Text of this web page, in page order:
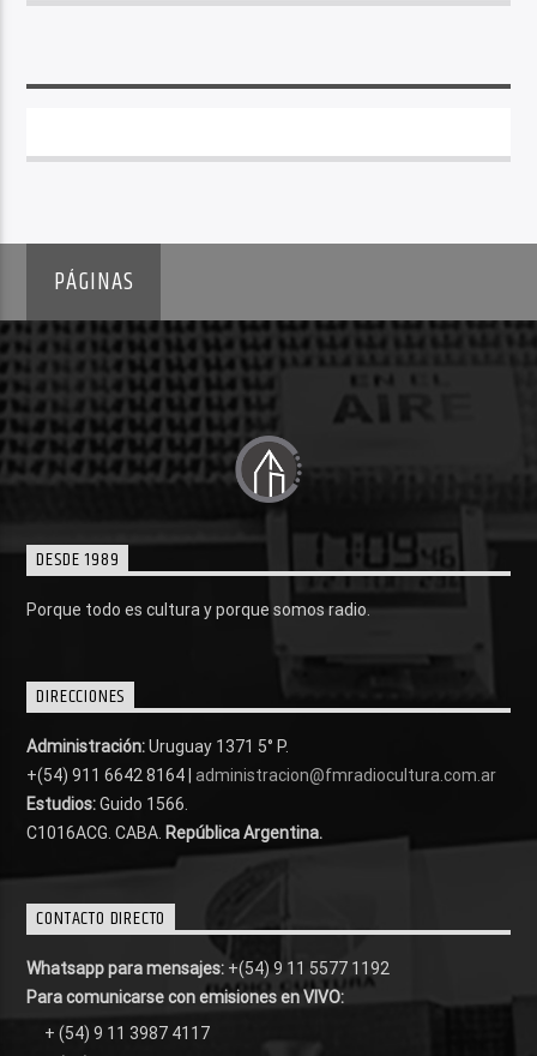
PÁGINAS
DESDE 1989
Porque todo es cultura y porque somos radio.
DIRECCIONES
Administración:Uruguay 1371 5° P.
+(54) 911 6642 8164 | administracion@fmradiocultura.com.ar
Estudios:Guido 1566.
C1016ACG . CABA. República Argentina.
CONTACTO DIRECTO
Whatsapp para mensajes: +(54) 9 11 5577 1192
Para comunicarse con emisiones en VIVO:
+ (54) 9 11 3987 4117